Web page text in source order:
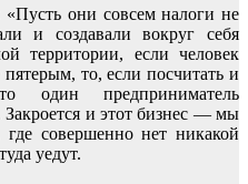
«Пусть они совсем налоги не
и создавали вокруг себя
территории, если человек
то, если посчитать и
один предприниматель
Закроется и этот бизнес — мы
совершенно нет никакой
уедут.